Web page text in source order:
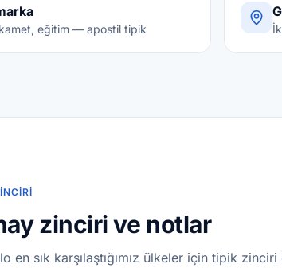
eğitim — apostil tipik
zinciri ve notlar
en sık karşılaştığımız ülkeler için tipik